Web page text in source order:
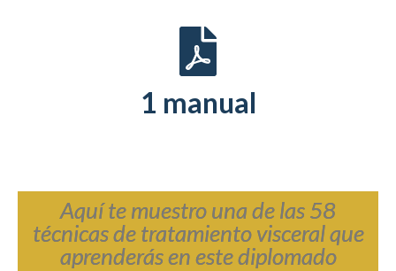
1 manual
Aquí te muestro una de las 58
técnicas de tratamiento visceral que
aprenderás en este diplomado